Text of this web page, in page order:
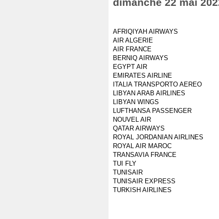
AFRIQIYAH AIRWAYS
AIR ALGERIE
AIR FRANCE
BERNIQ AIRWAYS
EGYPT AIR
EMIRATES AIRLINE
ITALIA TRANSPORTO AEREO
LIBYAN ARAB AIRLINES
LIBYAN WINGS
LUFTHANSA PASSENGER
NOUVEL AIR
QATAR AIRWAYS
ROYAL JORDANIAN AIRLINES
ROYAL AIR MAROC
TRANSAVIA FRANCE
TUI FLY
TUNISAIR
TUNISAIR EXPRESS
TURKISH AIRLINES